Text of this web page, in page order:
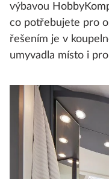
výbavou
co potřebujete pro
řešením je v
umyvadla místo i